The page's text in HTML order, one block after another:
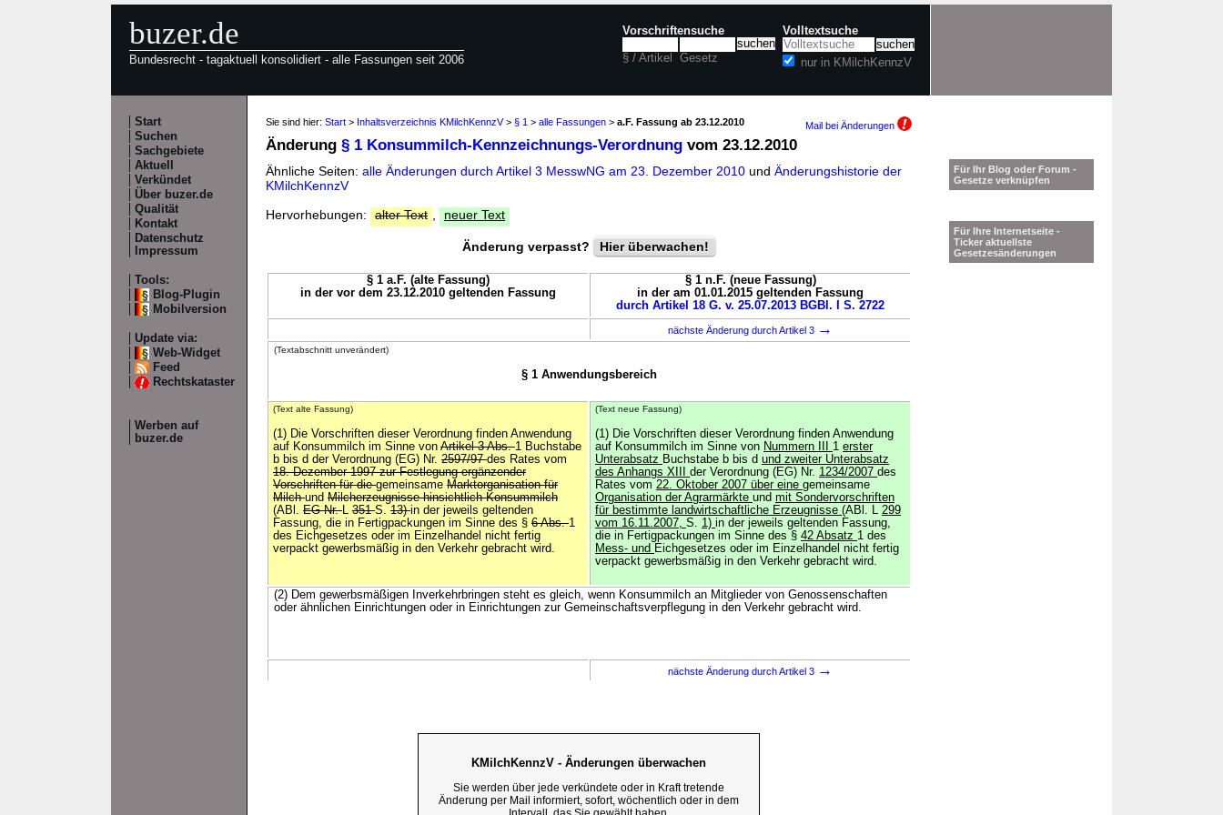
buzer.de
Bundesrecht - tagaktuell konsolidiert - alle Fassungen seit 2006
Vorschriftensuche
§ / Artikel Gesetz
Volltextsuche
nur in KMilchKennzV
Start
Suchen
Sachgebiete
Aktuell
Verkündet
Über buzer.de
Qualität
Kontakt
Datenschutz
Impressum
Tools:
Blog-Plugin
Mobilversion
Update via:
Web-Widget
Feed
Rechtskataster
Werben auf
buzer.de
Sie sind hier: Start > Inhaltsverzeichnis KMilchKennzV> § 1 > alle Fassungen > a.F. Fassung ab 23.12.2010 Mail bei Änderungen
Änderung § 1 Konsummilch-Kennzeichnungs-Verordnung vom 23.12.2010
Ähnliche Seiten: alle Änderungen durch Artikel 3 MesswNG am 23. Dezember 2010 und Änderungshistorie der
KMilchKennzV
Hervorhebungen:
alter Text neuer Text
Änderung verpasst? Hier überwachen!
§ 1 a.F. (alte Fassung)
in der vor dem 23.12.2010 geltenden Fassung
§ 1 n.F. (neue Fassung)
in der am 01.01.2015 geltenden Fassung
durch Artikel 18 G. v. 25.07.2013 BGBl. I S. 2722
nächste Änderung durch Artikel 3 →
(Textabschnitt unverändert)
§ 1 Anwendungsbereich
(Text alte Fassung)
(1) Die Vorschriften dieser Verordnung finden Anwendung
auf Konsummilch im Sinne von Artikel 3 Abs.1 Buchstabe
b bis d der Verordnung (EG) Nr. 2597/97des Rates vom
18. Dezember 1997 zur Festlegung ergänzender
Vorschriften für diegemeinsame Marktorganisation für
Milchund Milcherzeugnisse hinsichtlich Konsummilch
(ABl. EG Nr.L 351S. 13)in der jeweils geltenden
Fassung, die in Fertigpackungen im Sinne des § 6 Abs.1
des Eichgesetzes oder im Einzelhandel nicht fertig
verpackt gewerbsmäßig in den Verkehr gebracht wird.
(Text neue Fassung)
(1) Die Vorschriften dieser Verordnung finden Anwendung
auf Konsummilch im Sinne von Nummern III 1 erster
Unterabsatz Buchstabe b bis d und zweiter Unterabsatz
des Anhangs XIII der Verordnung (EG) Nr. 1234/2007 des
Rates vom 22. Oktober 2007 über eine gemeinsame
Organisation der Agrarmärkte und mit Sondervorschriften
für bestimmte landwirtschaftliche Erzeugnisse (ABl. L 299
vom 16.11.2007, S. 1) in der jeweils geltenden Fassung,
die in Fertigpackungen im Sinne des § 42 Absatz 1 des
Mess- und Eichgesetzes oder im Einzelhandel nicht fertig
verpackt gewerbsmäßig in den Verkehr gebracht wird.
(2) Dem gewerbsmäßigen Inverkehrbringen steht es gleich, wenn Konsummilch an Mitglieder von Genossenschaften
oder ähnlichen Einrichtungen oder in Einrichtungen zur Gemeinschaftsverpflegung in den Verkehr gebracht wird.
nächste Änderung durch Artikel 3 →
KMilchKennzV - Änderungen überwachen
Sie werden über jede verkündete oder in Kraft tretende
Änderung per Mail informiert, sofort, wöchentlich oder in dem
Für Ihr Blog oder Forum -
Gesetze verknüpfen
Für Ihre Internetseite -
Ticker aktuellste
Gesetzesänderungen